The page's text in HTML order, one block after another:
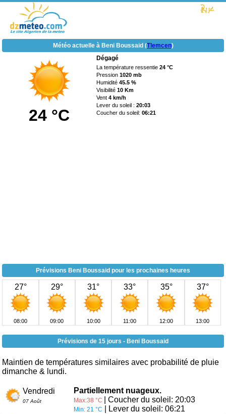
Météo actuelle à Beni Boussaid (Tlemcen)
24 °C
Dégagé
La température ressentie24 °C
Pression1020 mb
Humidité45.5 %
Visibilité10 Km
Vent4 km/h
Lever du soleil :20:03
Coucher du soleil:06:21
Prévisions Beni Boussaid pour les prochaines heures
27°
08:00
29°
09:00
31°
10:00
33°
11:00
35°
12:00
37°
13:00
Prévisions de 15 jours - Beni Boussaid
Maintien de températures similaires avec probabilité de pluie
dimanche & lundi.
Vendredi
07 Août
Partiellement nuageux.
Max:38 °C | Coucher du soleil: 20:03
Min: 21 °C
| Lever du soleil: 06:21